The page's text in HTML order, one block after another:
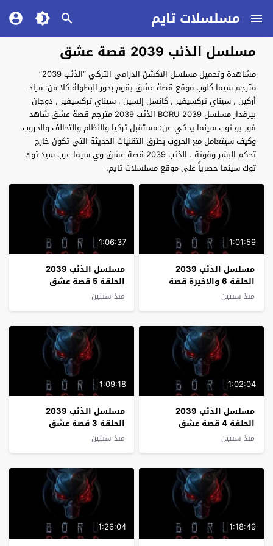
مسلسلات تايم
مسلسل الذئب 2039 قصة عشق
مشاهدة وتحميل مسلسل الاكشن الدرامي التركي “الذئب 2039”
مترجم سيما كلوب موقع قصة عشق يقوم بدور البطولة كلا من: مراد
أركين , سيناي تركسيفير , كانسل إلسين , سيناي تركسيفير , دوجان
بيرقدار مسلسل BORU 2039 الذئب 2039 مترجم قصة عشق شاهد
فور يو توب سينما يحكي عن: مستقبل تركيا والنظام والتحالف والحروب
وكيف سيتعامل مع الحروب بطرق التقنيات الحديثة التي تكون خارج
تحكم البشر وقوتة . الذئب 2039 قصة عشق وي سيما عرب سيد توك
توك سينما حصرياً على موقع مسلسلات تايم.
1:01:59
مسلسل الذئب 2039
الحلقة 6 والاخيرة قصة
عشق
منذ سنتين
1:06:37
مسلسل الذئب 2039
الحلقة 5 قصة عشق
منذ سنتين
1:02:04
مسلسل الذئب 2039
الحلقة 4 قصة عشق
منذ سنتين
1:09:18
مسلسل الذئب 2039
الحلقة 3 قصة عشق
منذ سنتين
1:18:49
1:26:04